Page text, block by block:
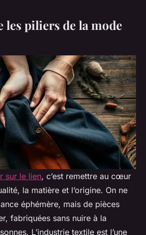
les piliers de la mode
sur le lien, c’est remettre au cœur
la matière et l’origine. On ne
éphémère, mais de pièces
fabriquées sans nuire à la
L’industrie textile est l’une